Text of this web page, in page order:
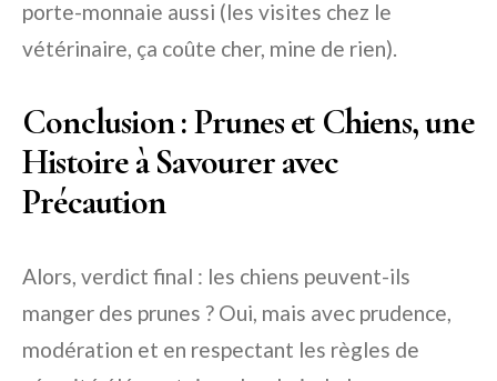
porte-monnaie aussi (les visites chez le
vétérinaire, ça coûte cher, mine de rien).
Conclusion : Prunes et Chiens, une
Histoire à Savourer avec
Précaution
Alors, verdict final : les chiens peuvent-ils
manger des prunes ? Oui, mais avec prudence,
modération et en respectant les règles de